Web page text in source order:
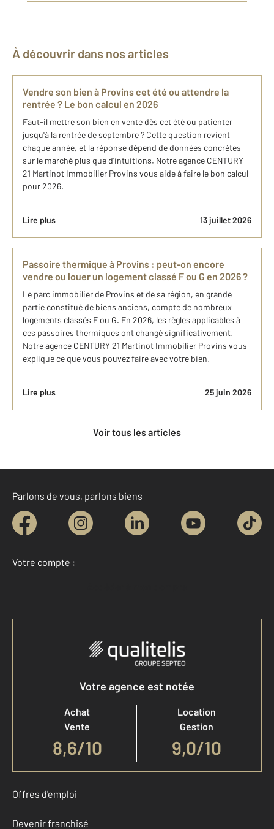
À découvrir dans nos articles
Vendre son bien à Provins cet été ou attendre la
rentrée ? Le bon calcul en 2026
Faut-il mettre son bien en vente dès cet été ou patienter
jusqu'à la rentrée de septembre ? Cette question revient
chaque année, et la réponse dépend de données concrètes
sur le marché plus que d'intuitions. Notre agence CENTURY
21 Martinot Immobilier Provins vous aide à faire le bon calcul
pour 2026.
Lire plus 13 juillet 2026
Passoire thermique à Provins : peut-on encore
vendre ou louer un logement classé F ou G en 2026 ?
Le parc immobilier de Provins et de sa région, en grande
partie constitué de biens anciens, compte de nombreux
logements classés F ou G. En 2026, les règles applicables à
ces passoires thermiques ont changé significativement.
Notre agence CENTURY 21 Martinot Immobilier Provins vous
explique ce que vous pouvez faire avec votre bien.
Lire plus 25 juin 2026
Voir tous les articles
Parlons de vous, parlons biens
Votre compte :
Accéder à mon compte
Votre agence est notée
Achat
Vente
8,6/10
Location
Gestion
9,0/10
Offres d'emploi
Devenir franchisé